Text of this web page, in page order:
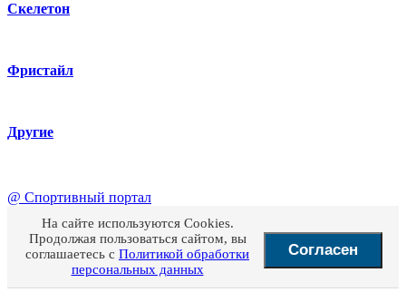
Скелетон
Фристайл
Другие
@ Спортивный портал
На сайте используются Cookies.
Продолжая пользоваться сайтом, вы
соглашаетесь с Политикой обработки
персональных данных
Согласен